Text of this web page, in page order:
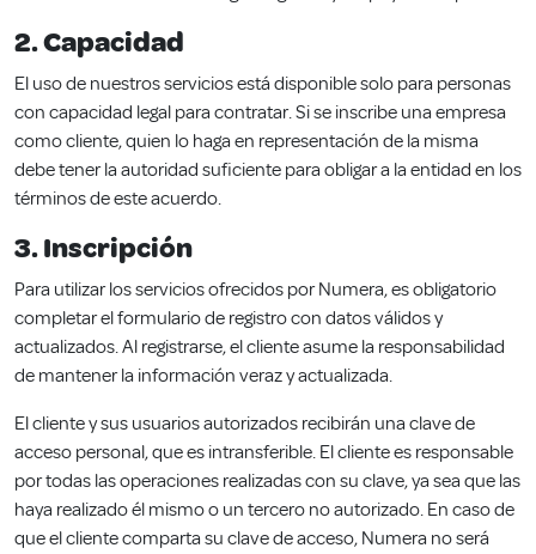
2. Capacidad
El uso de nuestros servicios está disponible solo para personas
con capacidad legal para contratar. Si se inscribe una empresa
como cliente, quien lo haga en representación de la misma
debe tener la autoridad suficiente para obligar a la entidad en los
términos de este acuerdo.
3. Inscripción
Para utilizar los servicios ofrecidos por Numera, es obligatorio
completar el formulario de registro con datos válidos y
actualizados. Al registrarse, el cliente asume la responsabilidad
de mantener la información veraz y actualizada.
El cliente y sus usuarios autorizados recibirán una clave de
acceso personal, que es intransferible. El cliente es responsable
por todas las operaciones realizadas con su clave, ya sea que las
haya realizado él mismo o un tercero no autorizado. En caso de
que el cliente comparta su clave de acceso, Numera no será